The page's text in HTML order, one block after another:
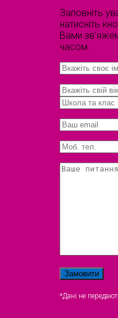
Заповніть
натисніть
Вами
часом.
*Дані не